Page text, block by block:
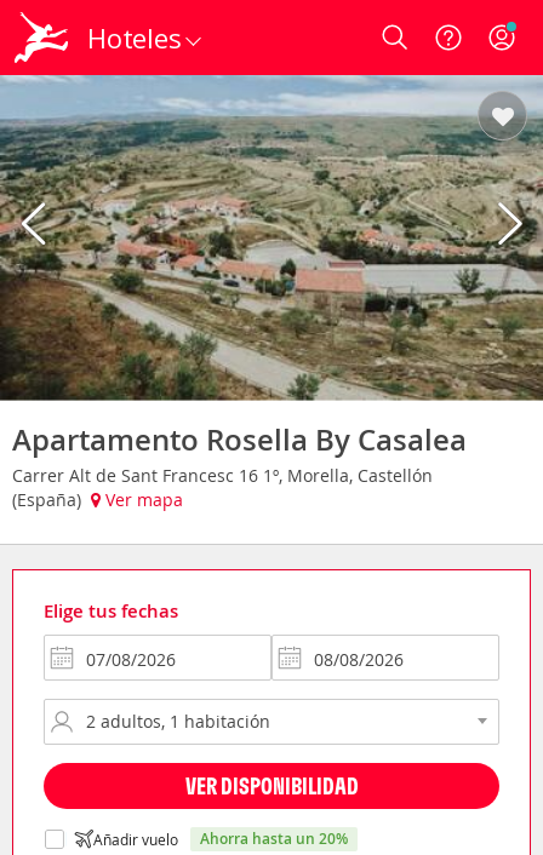
Hoteles Login
Apartamento Rosella By Casalea
Carrer Alt de Sant Francesc 16 1º, Morella, Castellón
(España)
Ver mapa
Elige tus fechas
VER DISPONIBILIDAD
Añadir vuelo ahorra hasta un 20%